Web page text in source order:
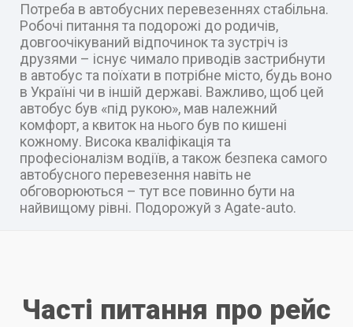
Потреба в автобусних перевезеннях стабільна.
Робочі питання та подорожі до родичів,
довгоочікуваний відпочинок та зустріч із
друзями – існує чимало приводів застрибнути
в автобус та поїхати в потрібне місто, будь воно
в Україні чи в іншій державі. Важливо, щоб цей
автобус був «під рукою», мав належний
комфорт, а квиток на нього був по кишені
кожному. Висока кваліфікація та
професіоналізм водіїв, а також безпека самого
автобусного перевезення навіть не
обговорюються – тут все повинно бути на
найвищому рівні. Подорожуй з Agate-auto.
Часті питання про рейс